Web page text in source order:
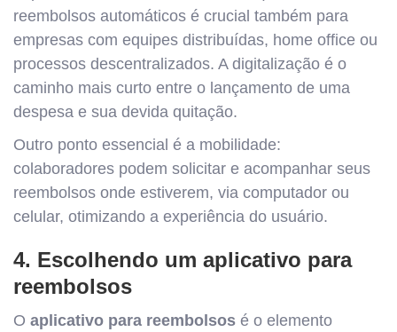
reembolsos automáticos é crucial também para
empresas com equipes distribuídas, home office ou
processos descentralizados. A digitalização é o
caminho mais curto entre o lançamento de uma
despesa e sua devida quitação.
Outro ponto essencial é a mobilidade:
colaboradores podem solicitar e acompanhar seus
reembolsos onde estiverem, via computador ou
celular, otimizando a experiência do usuário.
4. Escolhendo um aplicativo para
reembolsos
O aplicativo para reembolsos é o elemento